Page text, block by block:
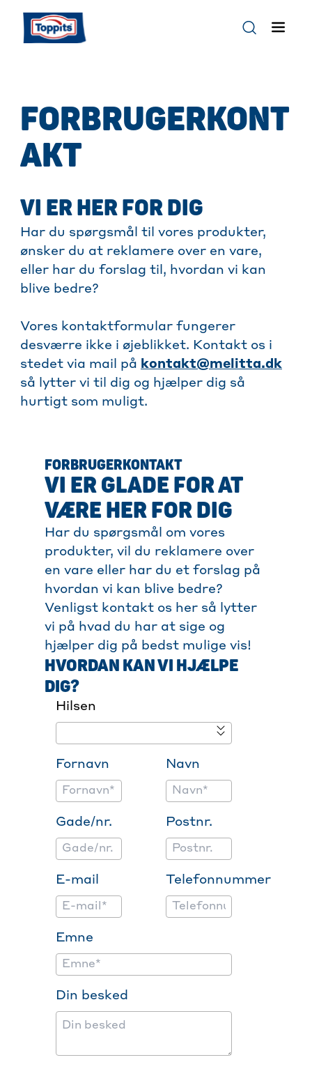
FORBRUGERKONT
AKT
VI ER HER FOR DIG
Har du spørgsmål til vores produkter,
ønsker du at reklamere over en vare,
eller har du forslag til, hvordan vi kan
blive bedre?
Vores kontaktformular fungerer
desværre ikke i øjeblikket. Kontakt os i
stedet via mail på kontakt@melitta.dk
så lytter vi til dig og hjælper dig så
hurtigt som muligt.
FORBRUGERKONTAKT
VI ER GLADE FOR AT
VÆRE HER FOR DIG
Har du spørgsmål om vores
produkter, vil du reklamere over
en vare eller har du et forslag på
hvordan vi kan blive bedre?
Venligst kontakt os her så lytter
vi på hvad du har at sige og
hjælper dig på bedst mulige vis!
HVORDAN KAN VI HJÆLPE
DIG?
Hilsen
Fornavn Navn
Gade/nr. Postnr.
E-mail Telefonnummer
Emne
Din besked